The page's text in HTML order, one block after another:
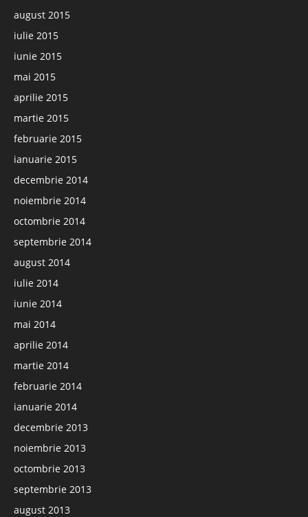
august 2015
iulie 2015
iunie 2015
mai 2015
aprilie 2015
martie 2015
februarie 2015
ianuarie 2015
decembrie 2014
noiembrie 2014
octombrie 2014
septembrie 2014
august 2014
iulie 2014
iunie 2014
mai 2014
aprilie 2014
martie 2014
februarie 2014
ianuarie 2014
decembrie 2013
noiembrie 2013
octombrie 2013
septembrie 2013
august 2013